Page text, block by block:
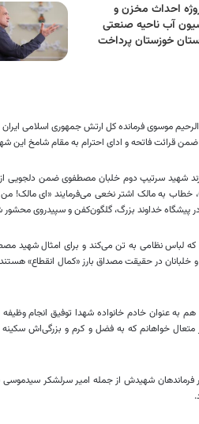
احداث مخزن و
آب ناحیه صنعتی
خوزستان پرداخت
موسوی فرمانده کل ارتش جمهوری اسلامی
قرائت فاتحه و ادای احترام به مقام شامخ این
شهید سرتیپ دوم خلبان مصطفوی ضمن دلجویی
، خطاب به مالک اشتر نخعی می‌فرمایند «ایمالک! من
پیشگاه خداوند بزرگ، گلگون‌کفن و سپیدروی محشور
نظامی به تن می‌کند و برای امثال شهید
خلبانان در حقیقت مصداق بارز «کمال انقطاع»
هم به عنوان خادم خانواده شهدا توفیق انجام
متعال خواهانم که به فضل و کرم و بزرگی‌اش
فرماندهان شهیدش از جمله امیر سرلشکر سیدموسی